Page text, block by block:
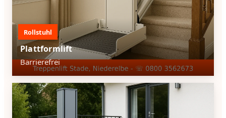
Rollstuhl
Plattformlift
Barrierefrei